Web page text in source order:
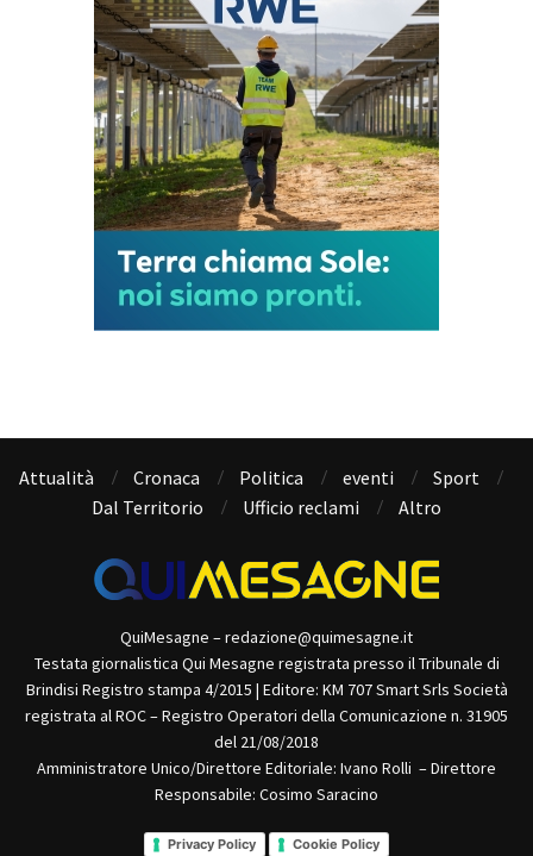
Attualità Cronaca Politica eventi
Sport
Dal Territorio
Ufficio reclami Altro
QuiMesagne – redazione@quimesagne.it
Testata giornalistica Qui Mesagne registrata presso il Tribunale di
Brindisi Registro stampa 4/2015 | Editore: KM 707 Smart Srls Società
registrata al ROC – Registro Operatori della Comunicazione n. 31905
del 21/08/2018
Amministratore Unico/Direttore Editoriale: Ivano Rolli – Direttore
Responsabile: Cosimo Saracino
Privacy Policy Cookie Policy